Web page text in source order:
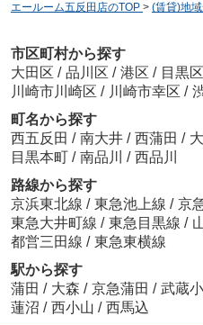
エールーム五反田店のTOP > (賃貸)地
市区町村から探す
大田区 / 品川区 / 港区 / 目黒区
川崎市川崎区 / 川崎市幸区 /
町名から探す
西五反田 / 南大井 / 西蒲田 /
目黒本町 / 南品川 / 西品川
路線から探す
京浜東北線 / 東急池上線 / 京
東急大井町線 / 東急目黒線 /
都営三田線 / 東急東横線
駅から探す
蒲田 / 大森 / 京急蒲田 / 武蔵
蓮沼 / 西小山 / 西馬込